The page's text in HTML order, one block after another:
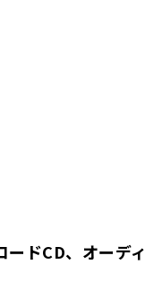
ードCD、オーディ